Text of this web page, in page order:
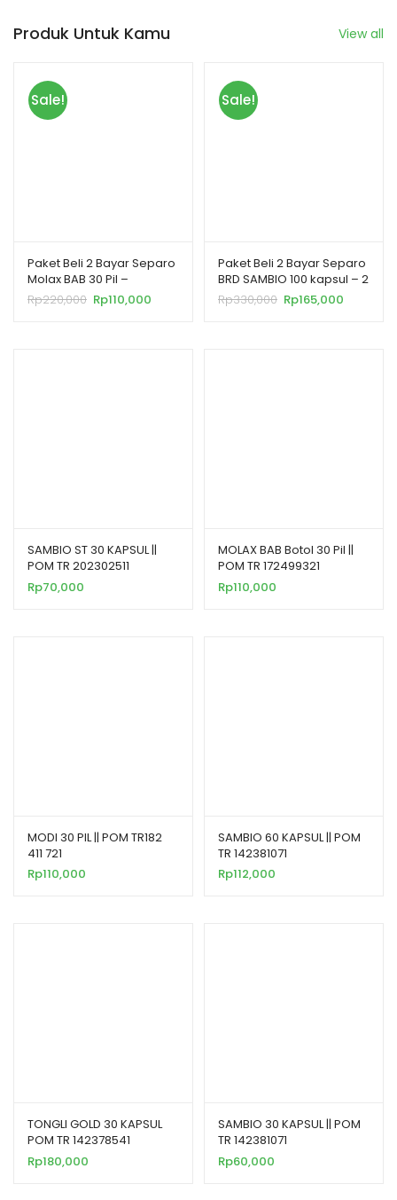
Produk Untuk Kamu View all
Sale!
Paket Beli 2 Bayar Separo
Molax BAB 30 Pil –
Membantu Melancarkan
Buang Air Besar
Rp220,000 Rp110,000
Sale!
Paket Beli 2 Bayar Separo
BRD SAMBIO 100 kapsul – 2
Botol – Membantu
Memelihara Daya Tahan
Rp330,000 Rp165,000
SAMBIO ST 30 KAPSUL ||
POM TR 202302511
Rp70,000
MOLAX BAB Botol 30 Pil ||
POM TR 172499321
Rp110,000
MODI 30 PIL || POM TR182
411 721
Rp110,000
SAMBIO 60 KAPSUL || POM
TR 142381071
Rp112,000
TONGLI GOLD 30 KAPSUL
POM TR 142378541
Rp180,000
SAMBIO 30 KAPSUL || POM
TR 142381071
Rp60,000